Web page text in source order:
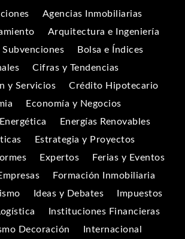
Agencias Inmobiliarias
Arquitectura e Ingeniería
Subvenciones
Bolsa e Índices
Cifras y Tendencias
y Servicios
Crédito Hipotecario
Economía y Negocios
Energías Renovables
Estrategia y Proyectos
Expertos
Ferias y Eventos
Formación Inmobiliaria
Ideas y Debates
Impuestos
Instituciones Financieras
Decoración
Internacional